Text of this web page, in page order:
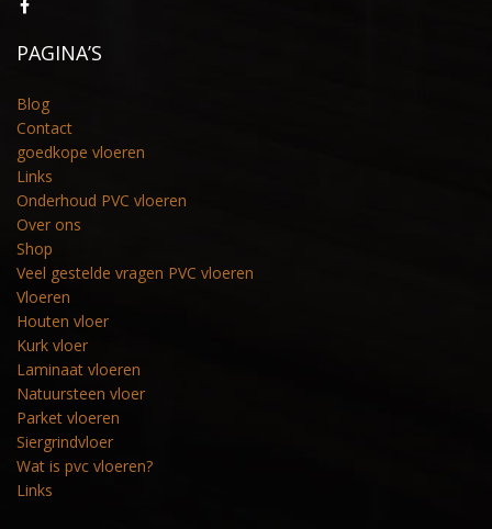
PAGINA’S
Blog
Contact
goedkope vloeren
Links
Onderhoud PVC vloeren
Over ons
Shop
Veel gestelde vragen PVC vloeren
Vloeren
Houten vloer
Kurk vloer
Laminaat vloeren
Natuursteen vloer
Parket vloeren
Siergrindvloer
Wat is pvc vloeren?
Links